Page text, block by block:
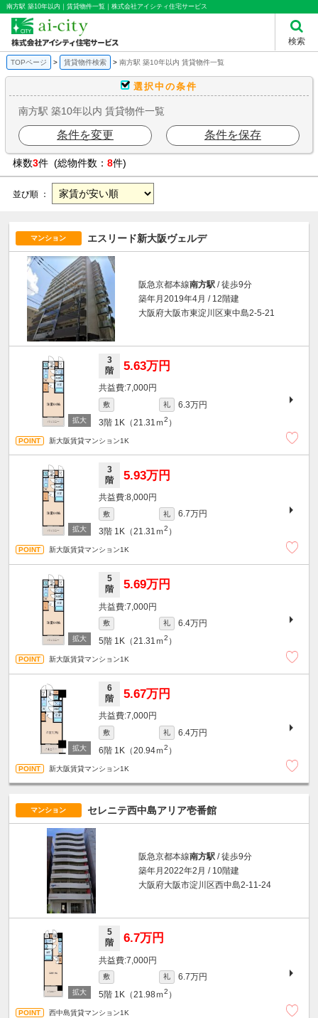
南方駅 築10年以内｜賃貸物件一覧｜株式会社アイシティ住宅サービス
検索
TOPページ 賃貸物件検索 南方駅 築10年以内 賃貸物件一覧
選択中の条件
南方駅 築10年以内 賃貸物件一覧
条件を変更 条件を保存
棟数3件 (総物件数： 8件)
並び順 ：
マンション エスリード新大阪ヴェルデ
阪急京都本線南方駅 / 徒歩9分
築年月2019年4月 / 12階建
大阪府大阪市東淀川区東中島2-5-21
3
階
5.63万円
7,000円
敷 礼
6.3万円
3階 1K（21.31ｍ2 ）
新大阪賃貸マンション1K
3
階
5.93万円
8,000円
敷 礼
6.7万円
3階 1K（21.31ｍ2 ）
新大阪賃貸マンション1K
5
階
5.69万円
7,000円
敷 礼
6.4万円
5階 1K（21.31ｍ2 ）
新大阪賃貸マンション1K
6
階
5.67万円
7,000円
敷 礼
6.4万円
6階 1K（20.94ｍ2 ）
新大阪賃貸マンション1K
マンション セレニテ西中島アリア壱番館
阪急京都本線南方駅 / 徒歩9分
築年月2022年2月 / 10階建
大阪府大阪市淀川区西中島2-11-24
5
階
6.7万円
7,000円
敷 礼
6.7万円
5階 1K（21.98ｍ2 ）
西中島賃貸マンション1K